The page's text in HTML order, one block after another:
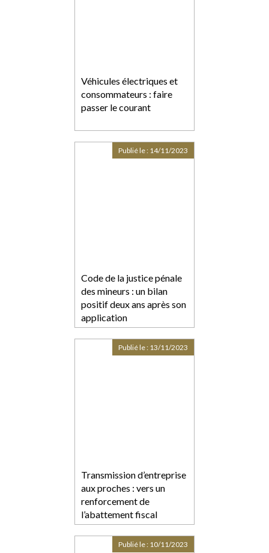
Véhicules électriques et
consommateurs : faire
passer le courant
Code de la justice pénale
des mineurs : un bilan
positif deux ans après son
application
Publié le : 14/11/2023
Transmission d’entreprise
aux proches : vers un
renforcement de
l’abattement fiscal
Publié le : 13/11/2023
Publié le : 10/11/2023